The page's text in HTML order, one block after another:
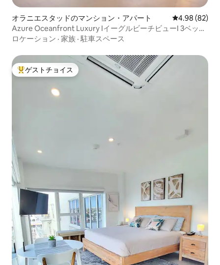
オラニエスタッドのマンション・アパート レビュー82
4.98 (82)
Azure Oceanfront Luxury IイーグルビーチビューI 3ベッド
ルーム
ロケーション · 家族 ·駐車スペース
大好評のゲストチョイスです。
ゲストチョイス